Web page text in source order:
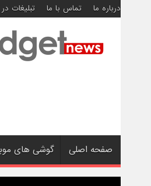
درباره ما تماس با ما تبلیغات
صفحه اصلی گوشی های